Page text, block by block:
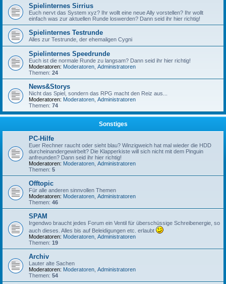
Spielinternes Sirrius
Euch nervt das System xyz? Ihr wollt eine neue Ally vorstellen? Ihr wollt
einfach was zur aktuellen Runde loswerden? Dann seid ihr hier richtig!
Spielinternes Testrunde
Alles zur Testrunde, der ehemaligen Cygni
Spielinternes Speedrunde
Euch ist die normale Runde zu langsam? Dann seid ihr hier richtig!
Moderatoren: Moderatoren Administratoren
Themen: 24
News&Storys
Nicht das Spiel, sondern das RPG macht den Reiz aus...
Moderatoren: Moderatoren Administratoren
Themen: 74
Sonstiges
PC-Hilfe
Euer Rechner raucht oder sieht blau? Winzigweich hat mal wieder die HDD
durcheinandergewirbelt? Die Klapperkiste will sich nicht mit dem Pinguin
anfreunden? Dann seid ihr hier richtig!
Moderatoren: Moderatoren Administratoren
Themen: 5
Offtopic
Für alle anderen sinnvollen Themen
Moderatoren: Moderatoren Administratoren
Themen: 46
SPAM
Irgendwo braucht jedes Forum ein Ventil für überschüssige Schreibenergie, so
auch dieses. Alles bis auf Beleidigungen etc. erlaubt
Moderatoren: Moderatoren Administratoren
Themen: 19
Archiv
Lauter alte Sachen
Moderatoren: Moderatoren Administratoren
Themen: 54